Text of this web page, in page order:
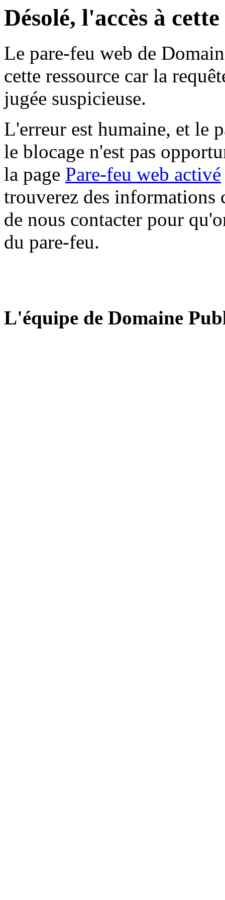
Désolé, l'accès à
Le pare-feu web de
cette ressource car la
jugée suspicieuse.
L'erreur est humaine, et le
le blocage n'est pas
la page Pare-feu web activé
trouverez des informations
de nous contacter pour
du pare-feu.
L'équipe de Domaine